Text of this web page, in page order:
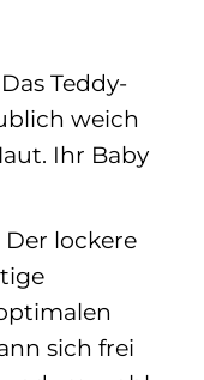
Teddy-
weich
Ihr Baby
Der lockere
sich frei